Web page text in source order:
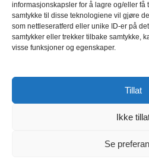
informasjonskapsler for å lagre og/eller få
samtykke til disse teknologiene vil gjøre
som nettleseratferd eller unike ID-er på
samtykker eller trekker tilbake samtykke,
visse funksjoner og egenskaper.
Tillat
Ikke
Se
Samarbeidspartnere
Blaaregn – digitale